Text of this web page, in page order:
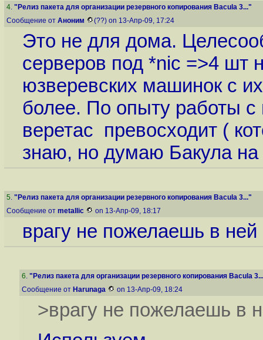
4. "Релиз пакета для организации резервного копирования Bacula 3..."
Сообщение от Аноним (??) on 13-Апр-09, 17:24
Это не для дома.
серверов под *nic =>4 шт
юзверевских машинок с
более. По опыту работы с
веретас превосходит (
знаю, но думаю Бакула на
5. "Релиз пакета для организации резервного копирования Bacula 3..."
Сообщение от metallic on 13-Апр-09, 18:17
врагу не пожелаешь в ней
6. "Релиз пакета для организации резервного копирования Bacula
Сообщение от Harunaga on 13-Апр-09, 18:24
>врагу не пожелаешь в